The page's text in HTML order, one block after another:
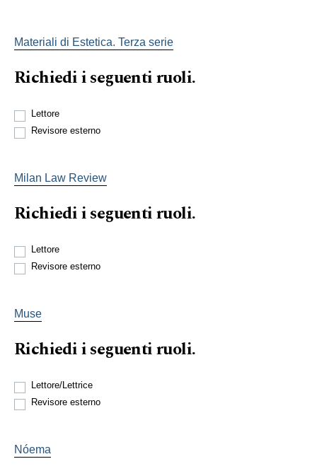
Materiali di Estetica. Terza serie
Richiedi i seguenti ruoli.
Lettore
Revisore esterno
Milan Law Review
Richiedi i seguenti ruoli.
Lettore
Revisore esterno
Muse
Richiedi i seguenti ruoli.
Lettore/Lettrice
Revisore esterno
Nóema